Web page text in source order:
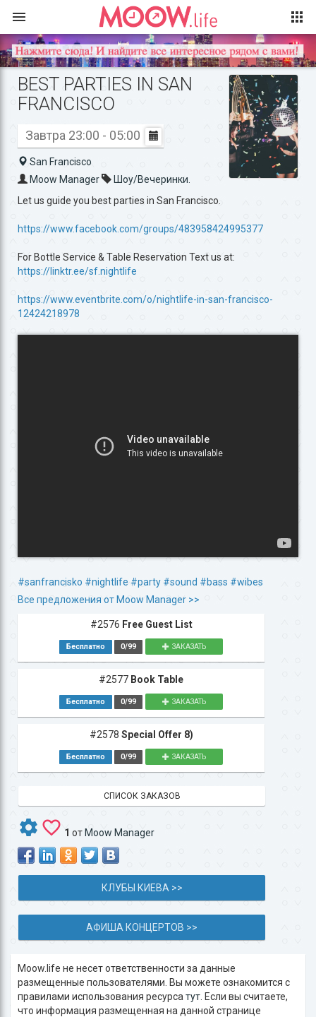
BEST PARTIES IN SAN
FRANCISCO
Завтра 23:00 - 05:00
San Francisco
Moow Manager
Шоу/Вечеринки.
Let us guide you best parties in San Francisco.
https://www.facebook.com/groups/483958424995377
For Bottle Service & Table Reservation Text us at:
https://linktr.ee/sf.nightlife
https://www.eventbrite.com/o/nightlife-in-san-francisco-
12424218978
#sanfrancisko #nightlife #party #sound #bass #wibes
Все предложения от Moow Manager >>
#2576 Free Guest List
Бесплатно 0/99 ЗАКАЗАТЬ
#2577 Book Table
Бесплатно 0/99 ЗАКАЗАТЬ
#2578 Special Offer 8)
Бесплатно 0/99 ЗАКАЗАТЬ
СПИСОК ЗАКАЗОВ
1 от Moow Manager
КЛУБЫ КИЕВА >>
АФИША КОНЦЕРТОВ >>
Moow.life не несет ответственности за данные
размещенные пользователями. Вы можете ознакомится с
правилами использования ресурса тут . Если вы считаете,
что информация размещенная на данной странице